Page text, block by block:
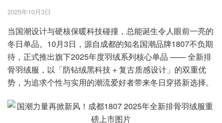
2025年10月3日
当国潮设计与硬核保暖科技碰撞，总能诞生令人眼前一亮的
冬日单品。10月3日，源自成都的知名国潮品牌1807不负期
待，正式推出旗下2025年度羽绒系列核心单品 —— 全新排
骨羽绒服，以「防钻绒黑科技 + 复古质感设计」的双重优
势，为追求个性与实用的潮流爱好者带来冬日穿搭新选择。